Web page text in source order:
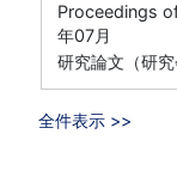
Proceedings
年07月
研究論文（研
全件表示 >>